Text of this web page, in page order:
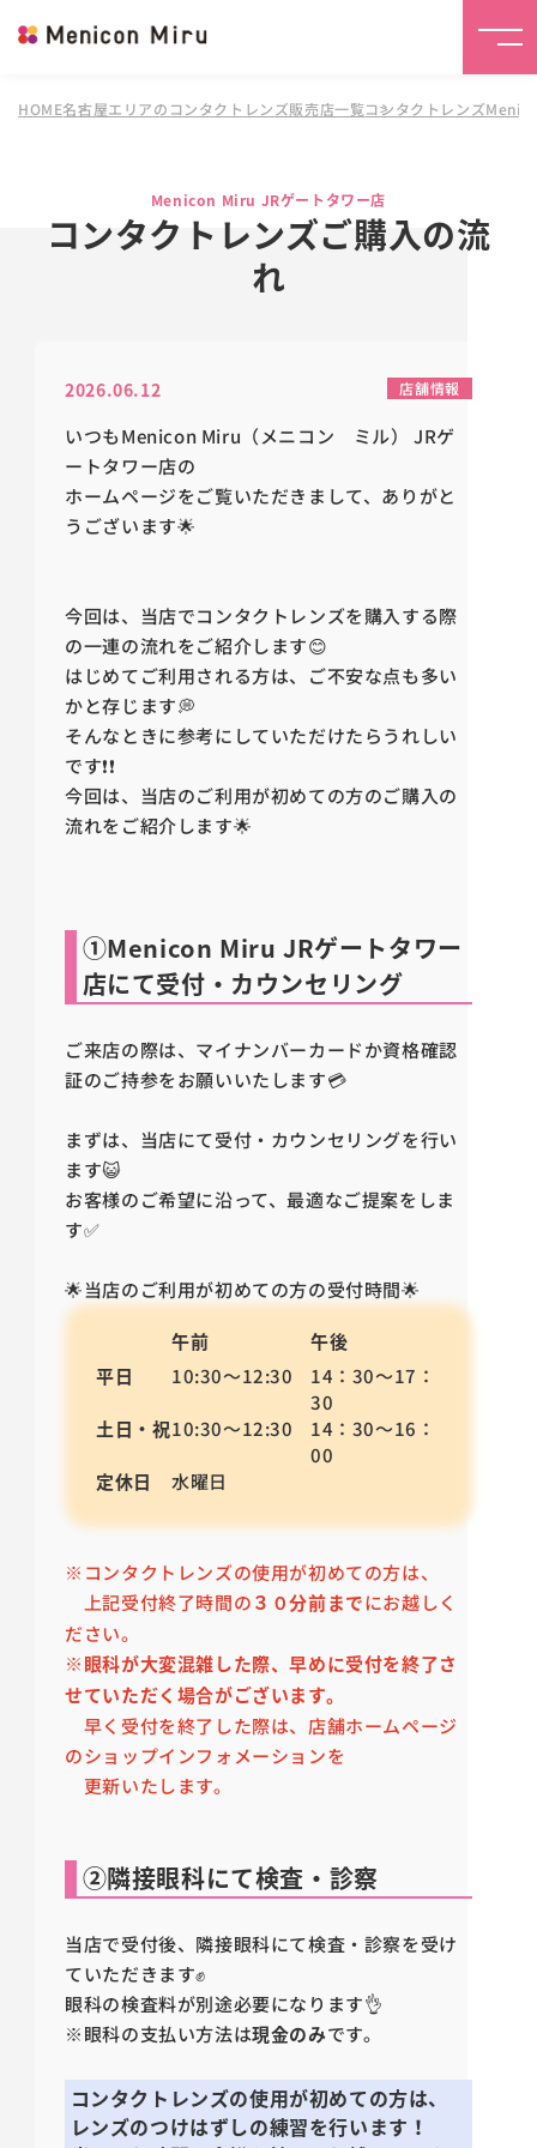
HOME名古屋エリアのコンタクトレンズ販売店一覧コンタクトレンズ
Menicon Miru JRゲートタワー店
コンタクトレンズご購入の流
れ
2026.06.12 店舗情報
いつもMenicon Miru（メニコン ミル） JRゲ
ートタワー店の
ホームページをご覧いただきまして、ありがと
うございます🌟
今回は、当店でコンタクトレンズを購入する際
の一連の流れをご紹介します😊
はじめてご利用される方は、ご不安な点も多い
かと存じます💭
そんなときに参考にしていただけたらうれしい
です❗❗
今回は、当店のご利用が初めての方のご購入の
流れをご紹介します🌟
①Menicon Miru JRゲートタワー
店にて受付・カウンセリング
ご来店の際は、マイナンバーカードか資格確認
証のご持参をお願いいたします💳
まずは、当店にて受付・カウンセリングを行い
ます😺
お客様のご希望に沿って、最適なご提案をしま
す✅
🌟当店のご利用が初めての方の受付時間🌟
午前
午後
平日
10:30～12:30
14：30～17：
30
土日・祝10:30～12:30
14：30～16：
00
定休日 水曜日
※コンタクトレンズの使用が初めての方は、
上記受付終了時間の３０分前までにお越しく
ださい。
※眼科が大変混雑した際、早めに受付を終了さ
せていただく場合がございます。
早く受付を終了した際は、店舗ホームページ
のショップインフォメーションを
更新いたします。
②隣接眼科にて検査・診察
当店で受付後、隣接眼科にて検査・診察を受け
ていただきます✊
眼科の検査料が別途必要になります👌
※眼科の支払い方法は現金のみです。
コンタクトレンズの使用が初めての方は、
レンズのつけはずしの練習を行います！